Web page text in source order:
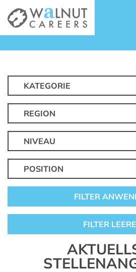
KATEGORIE
REGION
NIVEAU
POSITION
FILTER
FILTER